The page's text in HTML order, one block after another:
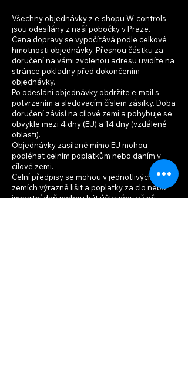
Všechny objednávky z e-shopu W-controls
jsou odesílány z naší pobočky v Praze.
Cena dopravy se vypočítává podle celkové
hmotnosti objednávky. Přesnou částku za
doručení na vámi zvolenou adresu uvidíte na
stránce pokladny před dokončením
objednávky.
Po odeslání objednávky obdržíte e-mail s
potvrzením a sledovacím číslem zásilky. Doba
doručení závisí na cílové zemi a pohybuje se
obvykle mezi 4 dny (EU) a 14 dny (vzdálené
oblasti).
Objednávky zasílané mimo EU mohou
podléhat celním poplatkům nebo daním v
cílové zemi.
Celní předpisy se mohou v jednotlivých
zemích výrazně lišit a poplatky za clo nebo
importní daň mohou být účtovány až při